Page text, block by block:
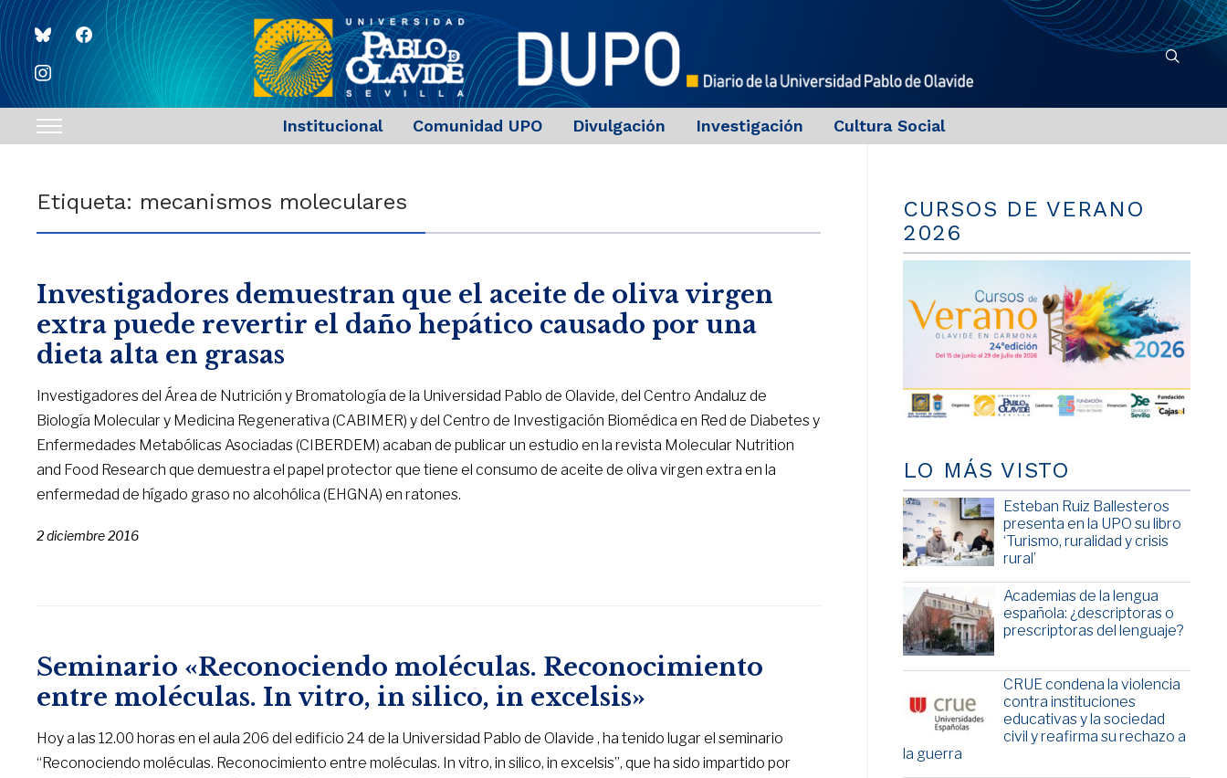
blueskyfacebook
instagram
Toggle
navigation
Institucional Comunidad UPO Divulgación Investigación Cultura Social
Etiqueta: mecanismos moleculares
Investigadores demuestran que el aceite de oliva virgen
extra puede revertir el daño hepático causado por una
dieta alta en grasas
Investigadores del Área de Nutrición y Bromatología de la Universidad Pablo de Olavide, del Centro Andaluz de
Biología Molecular y Medicina Regenerativa (CABIMER) y del Centro de Investigación Biomédica en Red de Diabetes y
Enfermedades Metabólicas Asociadas (CIBERDEM) acaban de publicar un estudio en la revista Molecular Nutrition
and Food Research que demuestra el papel protector que tiene el consumo de aceite de oliva virgen extra en la
enfermedad de hígado graso no alcohólica (EHGNA) en ratones.
2 diciembre 2016
Seminario «Reconociendo moléculas. Reconocimiento
entre moléculas. In vitro, in silico, in excelsis»
Hoy a las 12.00 horas en el aula 206 del edificio 24 de la Universidad Pablo de Olavide , ha tenido lugar el seminario
“Reconociendo moléculas. Reconocimiento entre moléculas. In vitro, in silico, in excelsis”, que ha sido impartido por
CURSOS DE VERANO
2026
LO MÁS VISTO
Esteban Ruiz Ballesteros
presenta en la UPO su libro
‘Turismo, ruralidad y crisis
rural’
Academias de la lengua
española: ¿descriptoras o
prescriptoras del lenguaje?
CRUE condena la violencia
contra instituciones
educativas y la sociedad
civil y reafirma su rechazo a
la guerra